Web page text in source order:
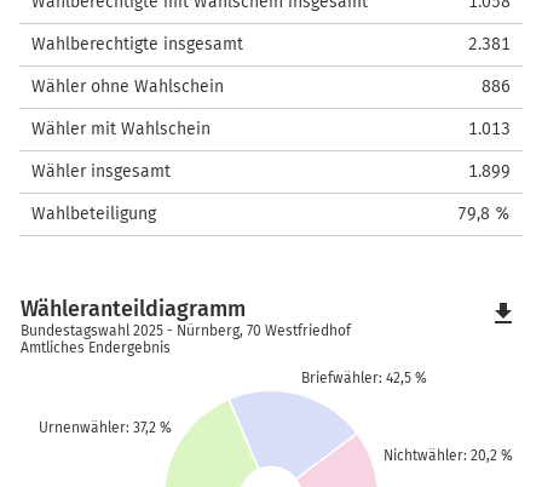
Wahlberechtigte insgesamt 2.381
Wähler ohne Wahlschein 886
Wähler mit Wahlschein 1.013
Wähler insgesamt 1.899
Wahlbeteiligung 79,8 %
Urnenwähler: 37,2 %
Briefwähler: 42,5 %
Nichtwähler: 20,2 %
Wähleranteildiagramm
Bundestagswahl 2025 - Nürnberg, 70 Westfriedhof
Amtliches Endergebnis
file_download